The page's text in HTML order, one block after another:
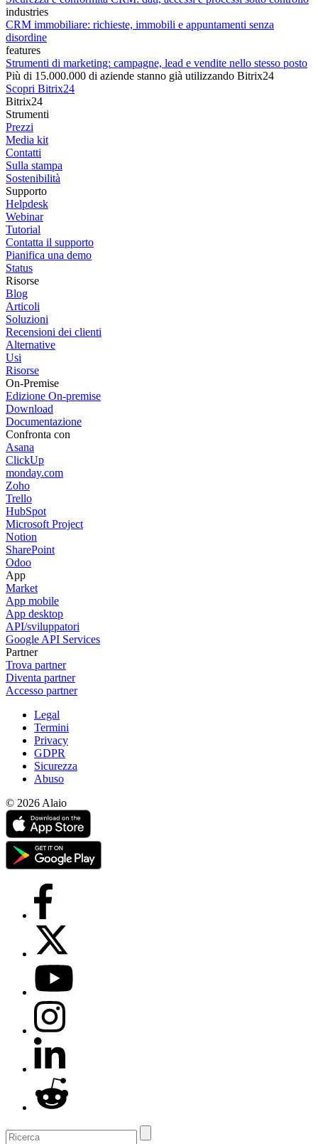
industries
CRM immobiliare: richieste, immobili e appuntamenti senza
disordine
features
Strumenti di marketing: campagne, lead e vendite nello stesso posto
Più di 15.000.000 di aziende stanno già utilizzando Bitrix24
Scopri Bitrix24
Bitrix24
Strumenti
Prezzi
Media kit
Contatti
Sulla stampa
Sostenibilità
Supporto
Helpdesk
Webinar
Tutorial
Contatta il supporto
Pianifica una demo
Status
Risorse
Blog
Articoli
Soluzioni
Recensioni dei clienti
Alternative
Usi
Risorse
On-Premise
Edizione On-premise
Download
Documentazione
Confronta con
Asana
ClickUp
monday.com
Zoho
Trello
HubSpot
Microsoft Project
Notion
SharePoint
Odoo
App
Market
App mobile
App desktop
API/sviluppatori
Google API Services
Partner
Trova partner
Diventa partner
Accesso partner
Legal
Termini
Privacy
GDPR
Sicurezza
Abuso
© 2026 Alaio